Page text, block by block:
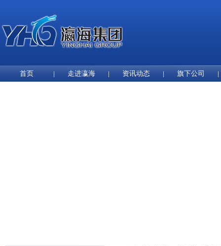
首页 走进瀛海 资讯动态 旗下公司